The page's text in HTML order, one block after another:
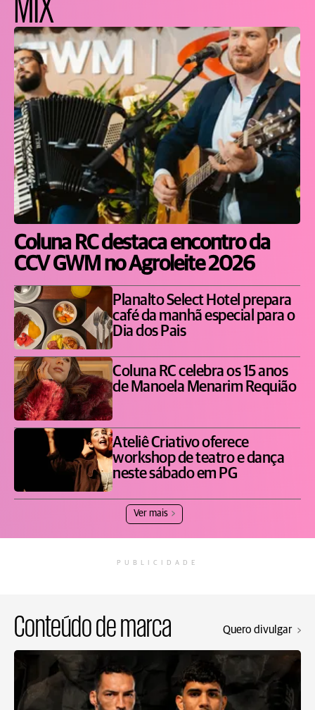
Coluna RC destaca encontro da
CCV GWM no Agroleite 2026
Planalto Select Hotel prepara
café da manhã especial para o
Dia dos Pais
Coluna RC celebra os 15 anos
de Manoela Menarim Requião
Ateliê Criativo oferece
workshop de teatro e dança
neste sábado em PG
Ver mais
PUBLICIDADE
Conteúdo de marca Quero divulgar